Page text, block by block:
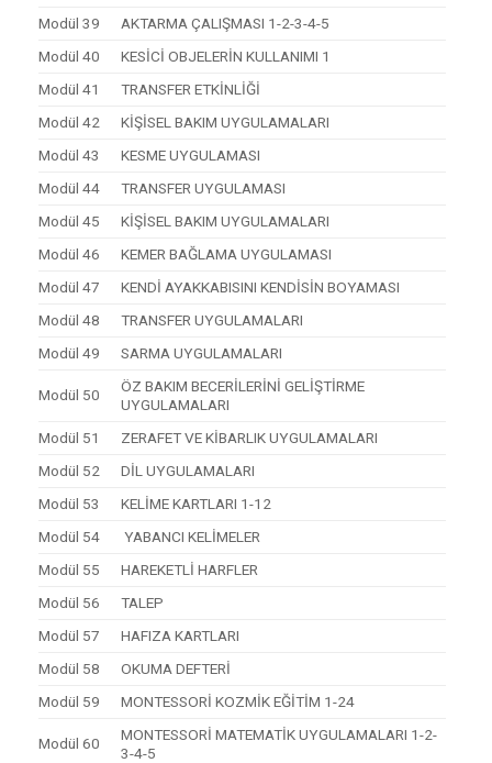
Modül 39
AKTARMA ÇALIŞMASI 1-2-3-4-5
Modül 40
KESİCİ OBJELERİN KULLANIMI 1
Modül 41
TRANSFER ETKİNLİĞİ
Modül 42
KİŞİSEL BAKIM UYGULAMALARI
Modül 43
KESME UYGULAMASI
Modül 44
TRANSFER UYGULAMASI
Modül 45
KİŞİSEL BAKIM UYGULAMALARI
Modül 46
KEMER BAĞLAMA UYGULAMASI
Modül 47
KENDİ AYAKKABISINI KENDİSİN BOYAMASI
Modül 48
TRANSFER UYGULAMALARI
Modül 49
SARMA UYGULAMALARI
Modül 50
ÖZ BAKIM BECERİLERİNİ GELİŞTİRME
UYGULAMALARI
Modül 51
ZERAFET VE KİBARLIK UYGULAMALARI
Modül 52
DİL UYGULAMALARI
Modül 53
KELİME KARTLARI 1-12
Modül 54
YABANCI KELİMELER
Modül 55
HAREKETLİ HARFLER
Modül 56
TALEP
Modül 57
HAFIZA KARTLARI
Modül 58
OKUMA DEFTERİ
Modül 59
MONTESSORİ KOZMİK EĞİTİM 1-24
Modül 60
MONTESSORİ MATEMATİK UYGULAMALARI 1-2-
3-4-5